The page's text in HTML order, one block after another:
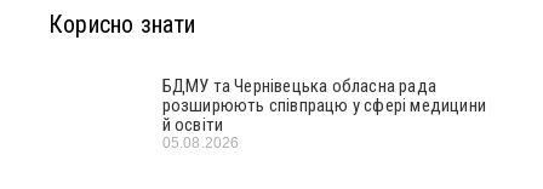
Корисно знати
БДМУ та Чернівецька обласна рада
розширюють співпрацю у сфері медицини
й освіти
05.08.2026